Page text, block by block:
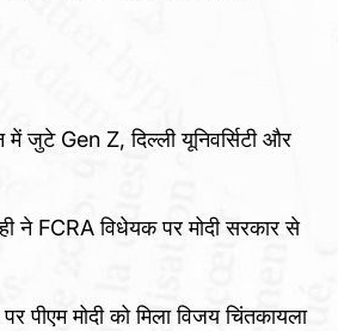
में जुटे Gen Z, दिल्ली यूनिवर्सिटी और
ने FCRA विधेयक पर मोदी सरकार से
पीएम मोदी को मिला विजय चिंतकायला